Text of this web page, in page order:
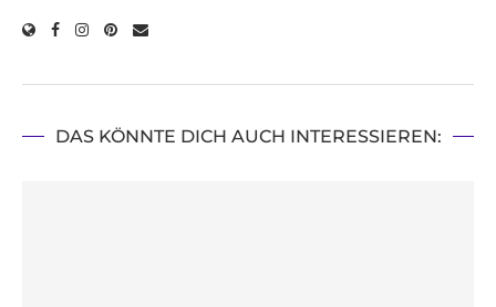
DAS KÖNNTE DICH AUCH INTERESSIEREN: